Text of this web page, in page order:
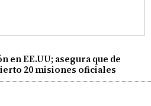
en EE.UU; asegura que de
20 misiones oficiales